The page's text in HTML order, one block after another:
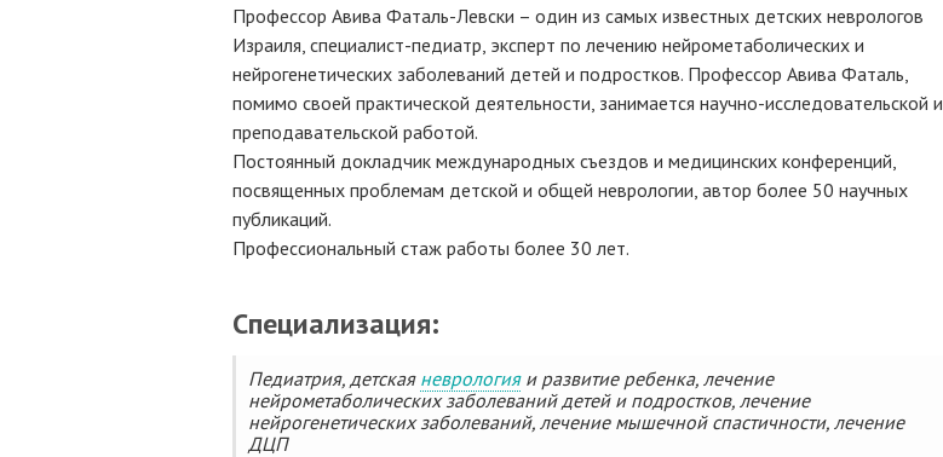
Профессор Авива Фаталь-Левски – один из самых известных детских неврологов
Израиля, специалист-педиатр, эксперт по лечению нейрометаболических и
нейрогенетических заболеваний детей и подростков. Профессор Авива Фаталь,
помимо своей практической деятельности, занимается научно-исследовательской и
преподавательской работой.
Постоянный докладчик международных съездов и медицинских конференций,
посвященных проблемам детской и общей неврологии, автор более 50 научных
публикаций.
Профессиональный стаж работы более 30 лет.
Специализация:
Педиатрия, детская неврологияи развитие ребенка, лечение
нейрометаболических заболеваний детей и подростков, лечение
нейрогенетических заболеваний, лечение мышечной спастичности, лечение
ДЦП